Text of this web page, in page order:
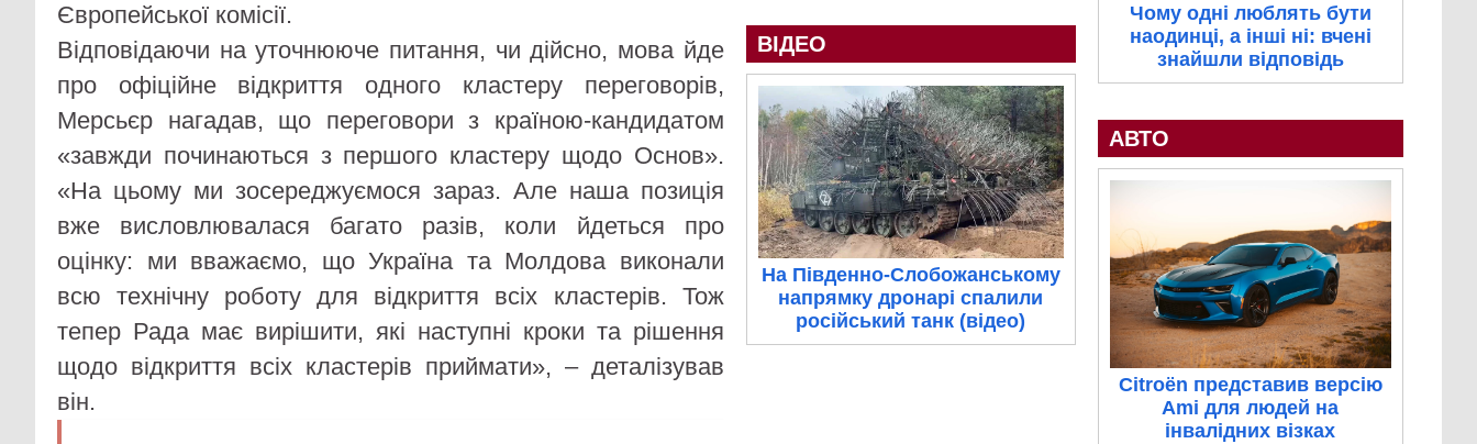
Європейської комісії.
Відповідаючи на уточнююче питання, чи дійсно, мова йде
про офіційне відкриття одного кластеру переговорів,
Мерсьєр нагадав, що переговори з країною-кандидатом
«завжди починаються з першого кластеру щодо Основ».
«На цьому ми зосереджуємося зараз. Але наша позиція
вже висловлювалася багато разів, коли йдеться про
оцінку: ми вважаємо, що Україна та Молдова виконали
всю технічну роботу для відкриття всіх кластерів. Тож
тепер Рада має вирішити, які наступні кроки та рішення
щодо відкриття всіх кластерів приймати», – деталізував
він.
ВІДЕО
На Південно-Слобожанському
напрямку дронарі спалили
російський танк (відео)
Чому одні люблять бути
наодинці, а інші ні: вчені
знайшли відповідь
АВТО
Citroën представив версію
Ami для людей на
інвалідних візках